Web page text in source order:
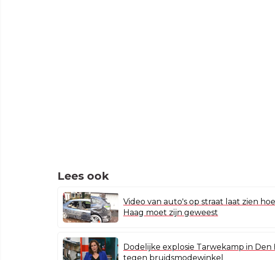
Lees ook
Video van auto's op straat laat zien
Haag moet zijn geweest
Dodelijke explosie Tarwekamp in
tegen bruidsmodewinkel